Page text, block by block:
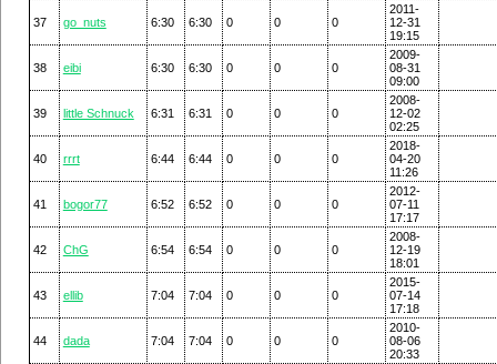
37 go_nuts 6:30 6:30 0 0 0
2011-
12-31
19:15
38 eibi 6:30 6:30 0 0 0
2009-
08-31
09:00
39 little Schnuck 6:31 6:31 0 0 0
2008-
12-02
02:25
40 rrrt 6:44 6:44 0 0 0
2018-
04-20
11:26
41 bogor77 6:52 6:52 0 0 0
2012-
07-11
17:17
42 ChG 6:54 6:54 0 0 0
2008-
12-19
18:01
43 ellib 7:04 7:04 0 0 0
2015-
07-14
17:18
44 dada 7:04 7:04 0 0 0
2010-
08-06
20:33